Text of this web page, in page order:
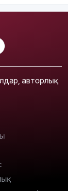
авторлық